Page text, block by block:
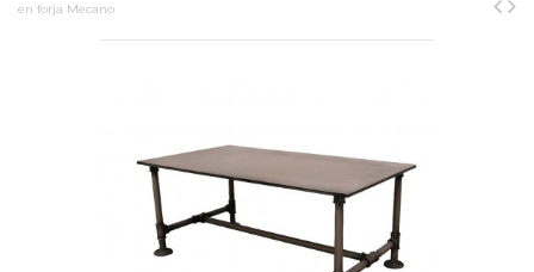
en forja Mecano